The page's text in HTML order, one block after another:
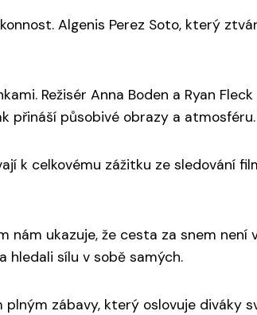
Algenis Perez Soto, který
Režisér Anna Boden a Ryan
přináší působivé obrazy a atmosféru.
k celkovému zážitku ze sledování
nám ukazuje, že cesta za snem
hledali sílu v sobě samých.
plným zábavy, který oslovuje